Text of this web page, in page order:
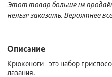
Этот товар больше не
нельзя заказать. Вероятнее
Описание
Крюконоги - это набор
лазания.